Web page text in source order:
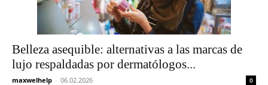
Belleza asequible: alternativas a las marcas de
lujo respaldadas por dermatólogos...
maxwelhelp - 06.02.2026 0